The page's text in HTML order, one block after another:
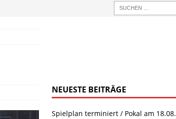
NEUESTE BEITRÄGE
Spielplan terminiert / Pokal am 18.08.